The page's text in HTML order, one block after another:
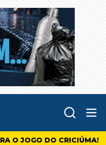
O JOGO DO CRICIÚMA!